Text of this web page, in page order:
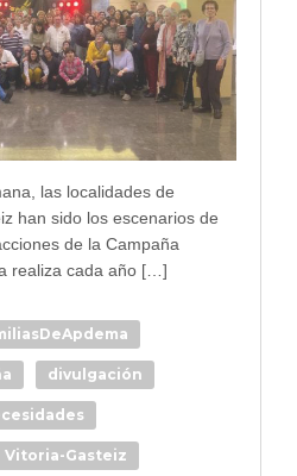
las localidades de
han sido los escenarios de
de la Campaña
realiza cada año […]
divulgación
Vitoria-Gasteiz